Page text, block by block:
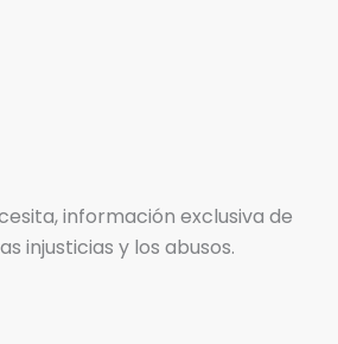
información exclusiva de
injusticias y los abusos.